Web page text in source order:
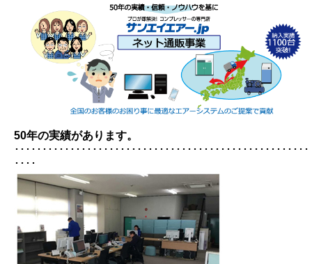
50年の実績があります。
･････････････････････････････････････････････････････
････